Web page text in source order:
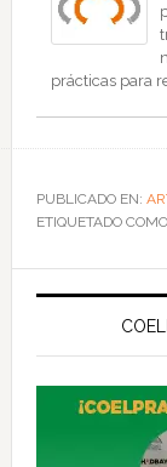
prácticas para
PUBLICADO EN:
ETIQUETADO